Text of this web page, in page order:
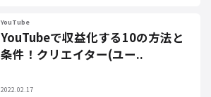
YouTube
YouTubeで収益化する10の方法と
条件！クリエイター(ユー..
2022.02.17